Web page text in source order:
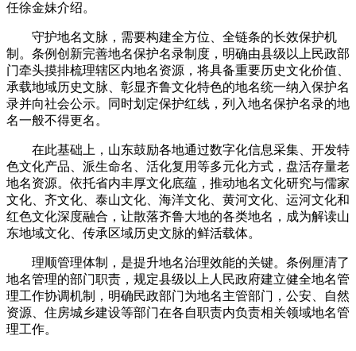
任徐金妹介绍。
守护地名文脉，需要构建全方位、全链条的长效保护机
制。条例创新完善地名保护名录制度，明确由县级以上民政部
门牵头摸排梳理辖区内地名资源，将具备重要历史文化价值、
承载地域历史文脉、彰显齐鲁文化特色的地名统一纳入保护名
录并向社会公示。同时划定保护红线，列入地名保护名录的地
名一般不得更名。
在此基础上，山东鼓励各地通过数字化信息采集、开发特
色文化产品、派生命名、活化复用等多元化方式，盘活存量老
地名资源。依托省内丰厚文化底蕴，推动地名文化研究与儒家
文化、齐文化、泰山文化、海洋文化、黄河文化、运河文化和
红色文化深度融合，让散落齐鲁大地的各类地名，成为解读山
东地域文化、传承区域历史文脉的鲜活载体。
理顺管理体制，是提升地名治理效能的关键。条例厘清了
地名管理的部门职责，规定县级以上人民政府建立健全地名管
理工作协调机制，明确民政部门为地名主管部门，公安、自然
资源、住房城乡建设等部门在各自职责内负责相关领域地名管
理工作。